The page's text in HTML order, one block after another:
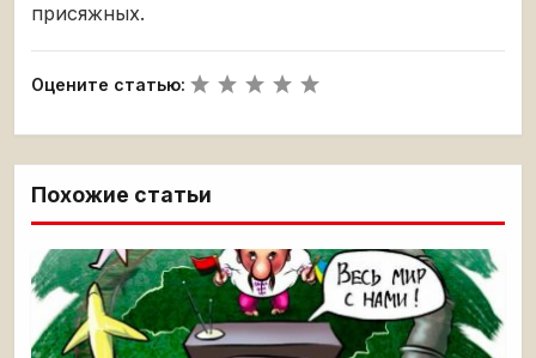
присяжных.
Оцените статью:
Похожие статьи